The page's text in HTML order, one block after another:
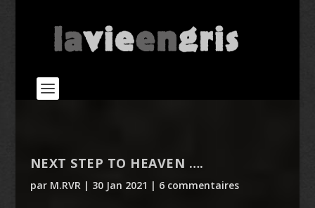
NEXT STEP TO HEAVEN ….
par M.RVR| 30 Jan 2021 | 6 commentaires